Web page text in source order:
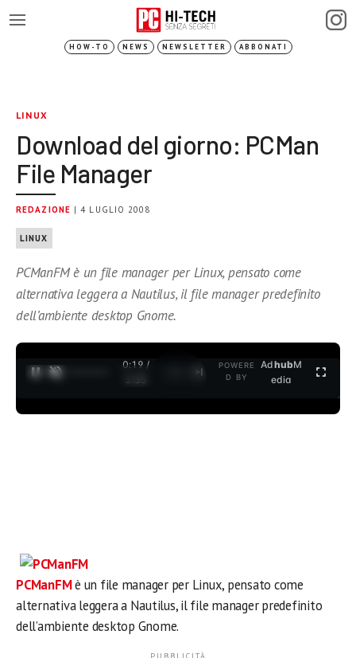
HOW-TO NEWS NEWSLETTER ABBONATI
LINUX
Download del giorno: PCMan
File Manager
REDAZIONE | 4 LUGLIO 2008
LINUX
PCManFM è un file manager per Linux, pensato come
alternativa leggera a Nautilus, il file manager predefinito
dell’ambiente desktop Gnome.
0:19 /
3:35
POWERE
D BY
AdhubM
edia
PCManFMè un file manager per Linux, pensato come
alternativa leggera a Nautilus, il file manager predefinito
dell’ambiente desktop Gnome.